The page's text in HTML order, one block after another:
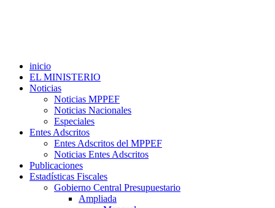
inicio
EL MINISTERIO
Noticias
Noticias MPPEF
Noticias Nacionales
Especiales
Entes Adscritos
Entes Adscritos del MPPEF
Noticias Entes Adscritos
Publicaciones
Estadísticas Fiscales
Gobierno Central Presupuestario
Ampliada